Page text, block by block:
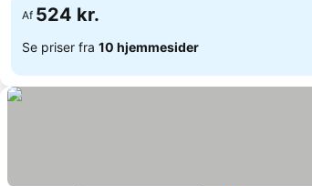
Af 524 kr.
Se priser fra 10 hjemmesider